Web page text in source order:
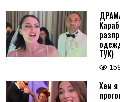
ТУК)
Хем